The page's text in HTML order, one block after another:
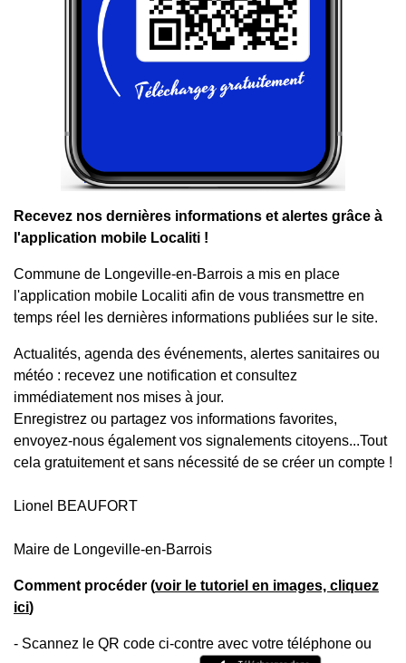
Recevez nos dernières informations et alertes grâce à
l'application mobile Localiti !
Commune de Longeville-en-Barrois a mis en place
l'application mobile Localiti afin de vous transmettre en
temps réel les dernières informations publiées sur le site.
Actualités, agenda des événements, alertes sanitaires ou
météo : recevez une notification et consultez
immédiatement nos mises à jour.
Enregistrez ou partagez vos informations favorites,
envoyez-nous également vos signalements citoyens...Tout
cela gratuitement et sans nécessité de se créer un compte !
Lionel BEAUFORT
Maire de Longeville-en-Barrois
Comment procéder (voir le tutoriel en images, cliquez
ici)
- Scannez le QR code ci-contre avec votre téléphone ou